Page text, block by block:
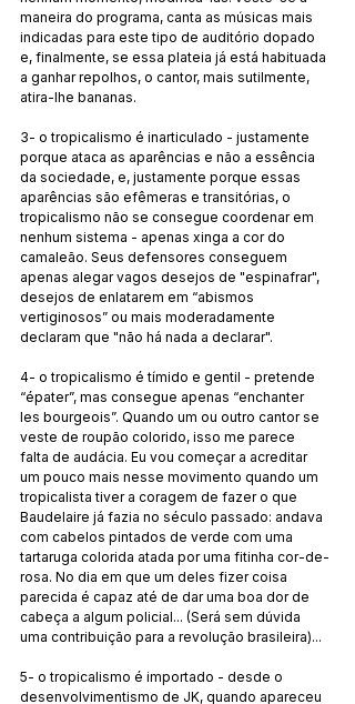
maneira do programa, canta as músicas mais
indicadas para este tipo de auditório dopado
e, finalmente, se essa plateia já está habituada
a ganhar repolhos, o cantor, mais sutilmente,
atira-lhe bananas.
3- o tropicalismo é inarticulado - justamente
porque ataca as aparências e não a essência
da sociedade, e, justamente porque essas
aparências são efêmeras e transitórias, o
tropicalismo não se consegue coordenar em
nenhum sistema - apenas xinga a cor do
camaleão. Seus defensores conseguem
apenas alegar vagos desejos de "espinafrar",
desejos de enlatarem em “abismos
vertiginosos” ou mais moderadamente
declaram que "não há nada a declarar".
4- o tropicalismo é tímido e gentil - pretende
“épater”, mas consegue apenas “enchanter
les bourgeois”. Quando um ou outro cantor se
veste de roupão colorido, isso me parece
falta de audácia. Eu vou começar a acreditar
um pouco mais nesse movimento quando um
tropicalista tiver a coragem de fazer o que
Baudelaire já fazia no século passado: andava
com cabelos pintados de verde com uma
tartaruga colorida atada por uma fitinha cor-de-
rosa. No dia em que um deles fizer coisa
parecida é capaz até de dar uma boa dor de
cabeça a algum policial... (Será sem dúvida
uma contribuição para a revolução brasileira)...
5- o tropicalismo é importado - desde o
desenvolvimentismo de JK, quando apareceu